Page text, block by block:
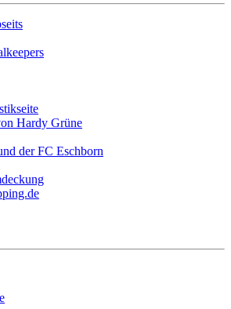
Hardy Grüne
der FC Eschborn